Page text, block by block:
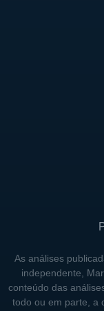
serviços,
ampla
segurança.
foco em
elementos
uma
negociadas
Iorque
possui um
investidores
Entretanto,
um dos seus
As análises
independente,
conteúdo das
todo ou em parte, a